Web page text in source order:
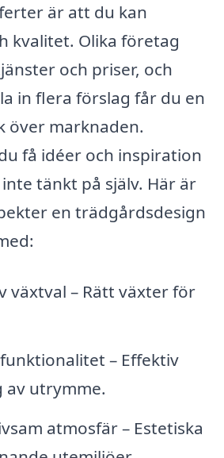
är att du kan
kvalitet. Olika företag
och priser, och
in flera förslag får du en
över marknaden.
få idéer och inspiration
tänkt på själv. Här är
en trädgårdsdesign
växtval – Rätt växter för
– Effektiv
av utrymme.
atmosfär – Estetiska